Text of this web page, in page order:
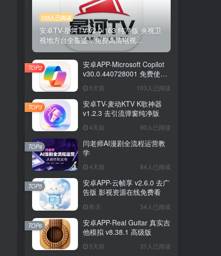
123人已阅读
安卓TV-星河TV v2.0.163 纯净版 央视卫
视地方台全覆盖，免费高清电视...
安卓APP-Microsoft Copilot
v30.0.440728001 免费使用
5天前 103人已阅读
TOP2
安卓TV-麦动KTV K歌神器
v1.2.3 去引流弹窗纯净版
4天前 90人已阅读
TOP3
闫老师AI漫剧全流程运营教
学
4天前 84人已阅读
TOP4
安卓APP-云帧享 v2.6.0 去广
告版 影视资源在线免费看
昨天 34人已阅读
TOP5
安卓APP-Real Guitar 真实吉
他模拟 v8.38.1 高级版
5天前 31人已阅读
TOP6